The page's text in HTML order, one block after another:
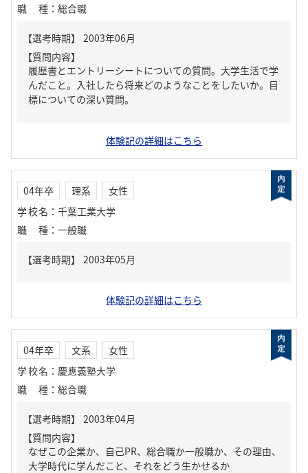
職種 ： 総合職
【質問内容】
履歴書とエントリーシートについての質問。大学生活で学
んだこと。入社したら将来どのようなことをしたいか。目
標についての深い質問。
体験記の詳細はこちら
04年卒 理系
女性
学校名 ： 千葉工業大学
職種 ： 一般職
体験記の詳細はこちら
04年卒 文系
女性
学校名 ： 慶應義塾大学
職種 ： 総合職
【質問内容】
なぜこの企業か、自己PR、総合職か一般職か、その理由、
大学時代に学んだこと、それをどう生かせるか